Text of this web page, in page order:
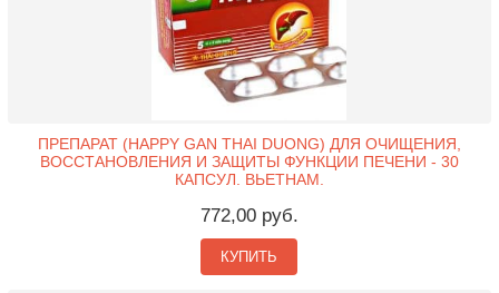
ПРЕПАРАТ (HAPPY GAN THAI DUONG) ДЛЯ ОЧИЩЕНИЯ,
ВОССТАНОВЛЕНИЯ И ЗАЩИТЫ ФУНКЦИИ ПЕЧЕНИ - 30
КАПСУЛ. ВЬЕТНАМ.
772,00 руб.
КУПИТЬ